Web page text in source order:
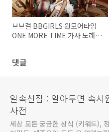
브브걸 BBGIRLS 원모어타임
ONE MORE TIME 가사 노래 뮤
댓글
알속신잡 : 알아두면 속시
사전
세상 모든 궁금한 상식 (키워드),